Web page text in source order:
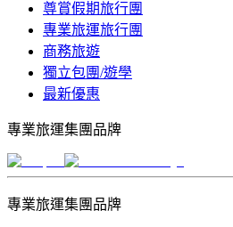
尊賞假期旅行團
專業旅運旅行團
商務旅遊
獨立包團/遊學
最新優惠
專業旅運集團品牌
專業旅運集團品牌